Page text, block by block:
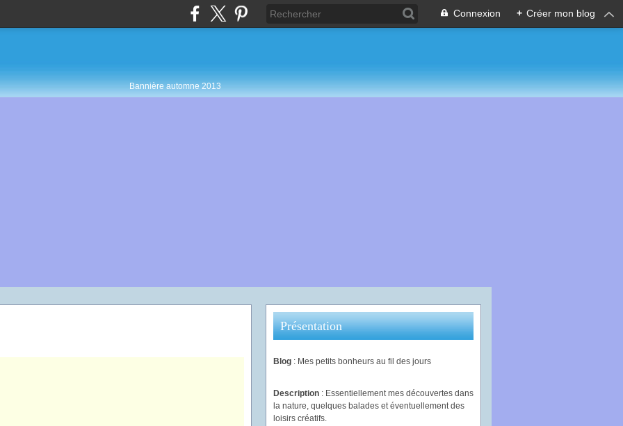
Connexion + Créer mon blog
Présentation
Blog : Mes petits bonheurs au fil des jours
Description : Essentiellement mes découvertes dans
la nature, quelques balades et éventuellement des
loisirs créatifs.